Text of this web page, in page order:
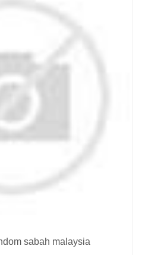
sabah malaysia